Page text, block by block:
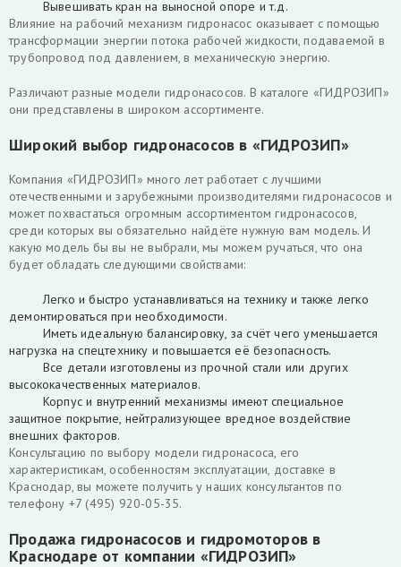
Вывешивать кран на выносной опоре и т.д.
Влияние на рабочий механизм гидронасос оказывает с помощью
трансформации энергии потока рабочей жидкости, подаваемой в
трубопровод под давлением, в механическую энергию.
Различают разные модели гидронасосов. В каталоге «ГИДРОЗИП»
они представлены в широком ассортименте.
Широкий выбор гидронасосов в «ГИДРОЗИП»
Компания «ГИДРОЗИП» много лет работает с лучшими
отечественными и зарубежными производителями гидронасосов и
может похвастаться огромным ассортиментом гидронасосов,
среди которых вы обязательно найдёте нужную вам модель. И
какую модель бы вы не выбрали, мы можем ручаться, что она
будет обладать следующими свойствами:
Легко и быстро устанавливаться на технику и также легко
демонтироваться при необходимости.
Иметь идеальную балансировку, за счёт чего уменьшается
нагрузка на спецтехнику и повышается её безопасность.
Все детали изготовлены из прочной стали или других
высококачественных материалов.
Корпус и внутренний механизмы имеют специальное
защитное покрытие, нейтрализующее вредное воздействие
внешних факторов.
Консультацию по выбору модели гидронасоса, его
характеристикам, особенностям эксплуатации, доставке в
Краснодар, вы можете получить у наших консультантов по
телефону +7 (495) 920-05-35.
Продажа гидронасосов и гидромоторов в
Краснодаре от компании «ГИДРОЗИП»